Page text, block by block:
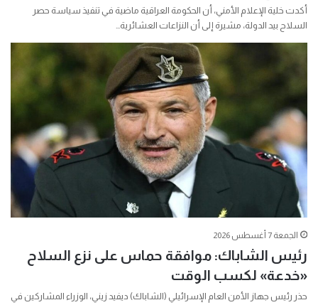
أكدت خلية الإعلام الأمني، أن الحكومة العراقية ماضية في تنفيذ سياسة حصر
السلاح بيد الدولة، مشيرة إلى أن النزاعات العشائرية…
الجمعة 7 أغسطس 2026
رئيس الشاباك: موافقة حماس على نزع السلاح
«خدعة» لكسب الوقت
حذر رئيس جهاز الأمن العام الإسرائيلي (الشاباك) ديفيد زيني، الوزراء المشاركين في